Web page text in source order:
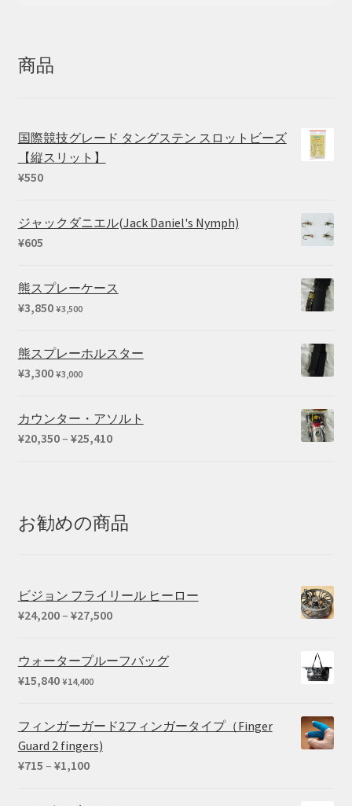
商品
国際競技グレード タングステン スロットビーズ
【縦スリット】
¥550
ジャックダニエル(Jack Daniel's Nymph)
¥605
熊スプレーケース
¥3,850 ¥3,500
熊スプレーホルスター
¥3,300 ¥3,000
カウンター・アソルト
¥20,350– ¥25,410価
–
¥25,410
お勧めの商品
ビジョン フライリール ヒーロー
¥24,200– ¥27,500価
帯:
ウォータープルーフバッグ
¥15,840 ¥14,400
フィンガーガード2フィンガータイプ（Finger
Guard 2 fingers)
¥715 – ¥1,100価